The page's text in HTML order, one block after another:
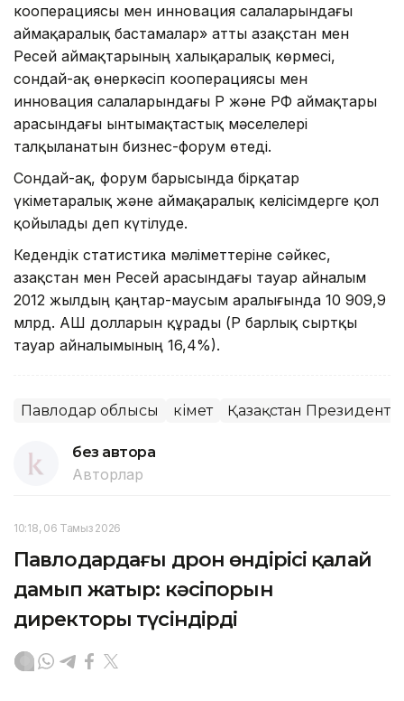
кооперациясы мен инновация салаларындағы
аймақаралық бастамалар» атты Қазақстан мен
Ресей аймақтарының халықаралық көрмесі,
сондай-ақ өнеркәсіп кооперациясы мен
инновация салаларындағы ҚР және РФ аймақтары
арасындағы ынтымақтастық мәселелері
талқыланатын бизнес-форум өтеді.
Сондай-ақ, форум барысында бірқатар
үкіметаралық және аймақаралық келісімдерге қол
қойылады деп күтілуде.
Кедендік статистика мәліметтеріне сәйкес,
Қазақстан мен Ресей арасындағы тауар айналым
2012 жылдың қаңтар-маусым аралығында 10 909,9
млрд. АҚШ долларын құрады (ҚР барлық сыртқы
тауар айналымының 16,4%).
Павлодар облысы Үкімет Қазақстан Президенті
без автора
Авторлар
10:18, 06 Тамыз 2026
Павлодардағы дрон өндірісі қалай
дамып жатыр: кәсіпорын
директоры түсіндірді